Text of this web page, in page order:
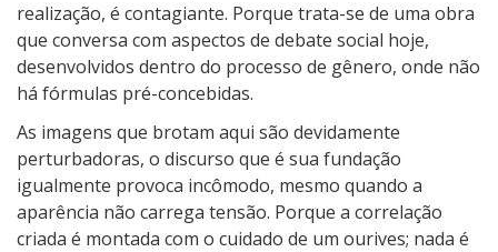
realização, é contagiante. Porque trata-se de uma obra
que conversa com aspectos de debate social hoje,
desenvolvidos dentro do processo de gênero, onde não
há fórmulas pré-concebidas.
As imagens que brotam aqui são devidamente
perturbadoras, o discurso que é sua fundação
igualmente provoca incômodo, mesmo quando a
aparência não carrega tensão. Porque a correlação
criada é montada com o cuidado de um ourives; nada é